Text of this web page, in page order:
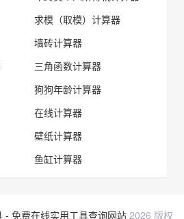
求模（取模）计算器
墙砖计算器
三角函数计算器
狗狗年龄计算器
在线计算器
壁纸计算器
鱼缸计算器
- 免费在线实用工具查询网站 2026 版权